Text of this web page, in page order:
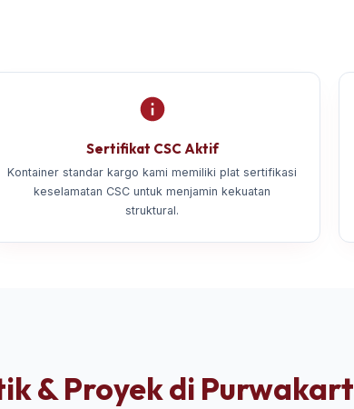
Sertifikat CSC Aktif
Kontainer standar kargo kami memiliki plat sertifikasi
keselamatan CSC untuk menjamin kekuatan
struktural.
& Proyek di